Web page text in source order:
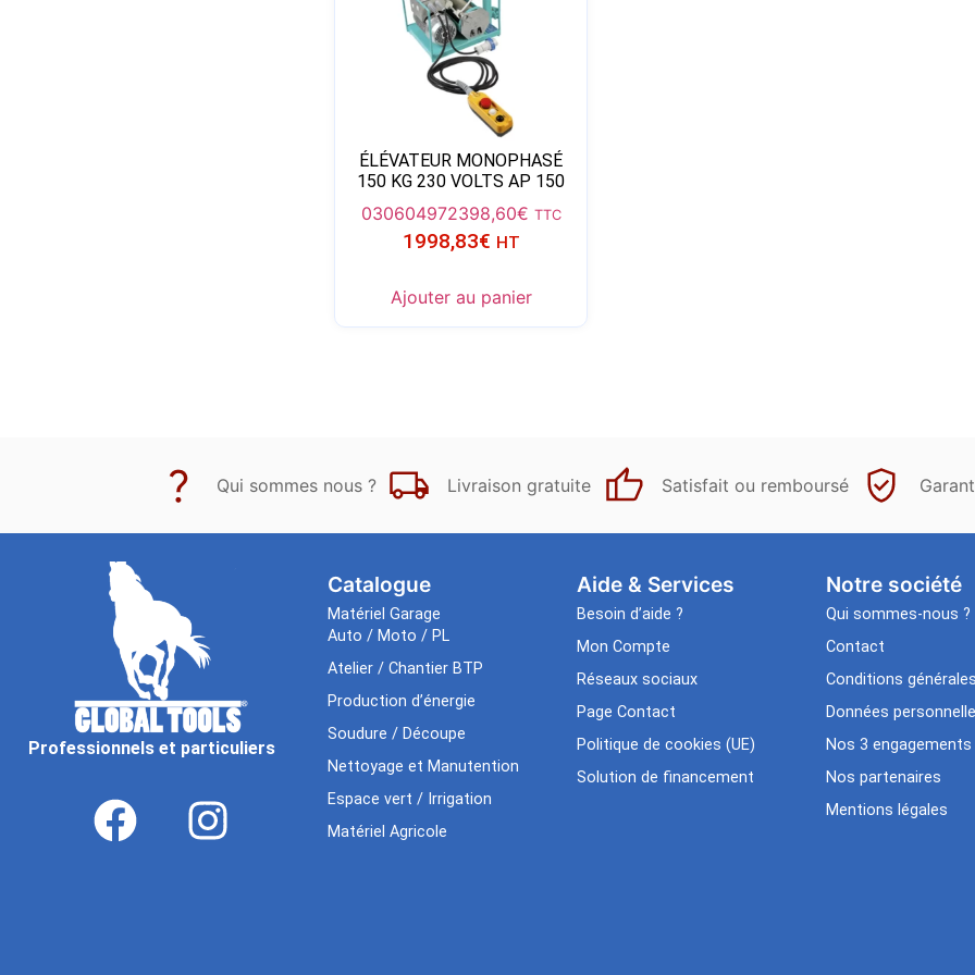
ÉLÉVATEUR MONOPHASÉ
150 KG 230 VOLTS AP 150
030604972398,60€ TTC
1998,83€ HT
Ajouter au panier
Qui sommes nous ? Livraison gratuite Satisfait ou remboursé
Professionnels et particuliers
Catalogue
Matériel Garage
Auto / Moto / PL
Atelier / Chantier BTP
Production d’énergie
Soudure / Découpe
Nettoyage et Manutention
Espace vert / Irrigation
Matériel Agricole
Aide & Services​
Besoin d’aide ?
Mon Compte
Réseaux sociaux
Page Contact
Politique de cookies (UE)
Solution de financement
Notre société
Qui sommes-nous ?
Contact
Conditions
Données
Nos 3 engagements
Nos partenaires
Mentions légales